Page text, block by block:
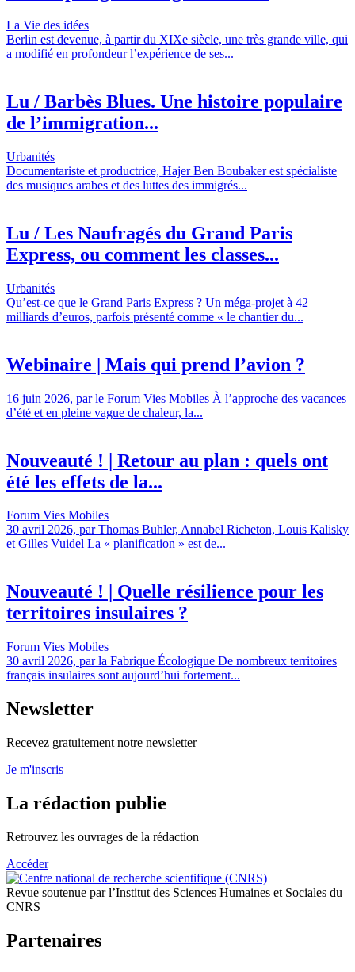
La Vie des idées
Berlin est devenue, à partir du XIXe siècle, une très grande ville, qui
a modifié en profondeur l’expérience de ses...
Lu / Barbès Blues. Une histoire populaire
de l’immigration...
Urbanités
Documentariste et productrice, Hajer Ben Boubaker est spécialiste
des musiques arabes et des luttes des immigrés...
Lu / Les Naufragés du Grand Paris
Express, ou comment les classes...
Urbanités
Qu’est-ce que le Grand Paris Express ? Un méga-projet à 42
milliards d’euros, parfois présenté comme « le chantier du...
Webinaire | Mais qui prend l’avion ?
16 juin 2026, par le Forum Vies Mobiles À l’approche des vacances
d’été et en pleine vague de chaleur, la...
Nouveauté ! | Retour au plan : quels ont
été les effets de la...
Forum Vies Mobiles
30 avril 2026, par Thomas Buhler, Annabel Richeton, Louis Kalisky
et Gilles Vuidel La « planification » est de...
Nouveauté ! | Quelle résilience pour les
territoires insulaires ?
Forum Vies Mobiles
30 avril 2026, par la Fabrique Écologique De nombreux territoires
français insulaires sont aujourd’hui fortement...
Newsletter
Recevez gratuitement notre newsletter
Je m'inscris
La rédaction publie
Retrouvez les ouvrages de la rédaction
Accéder
Revue soutenue par l’Institut des Sciences Humaines et Sociales du
CNRS
Partenaires